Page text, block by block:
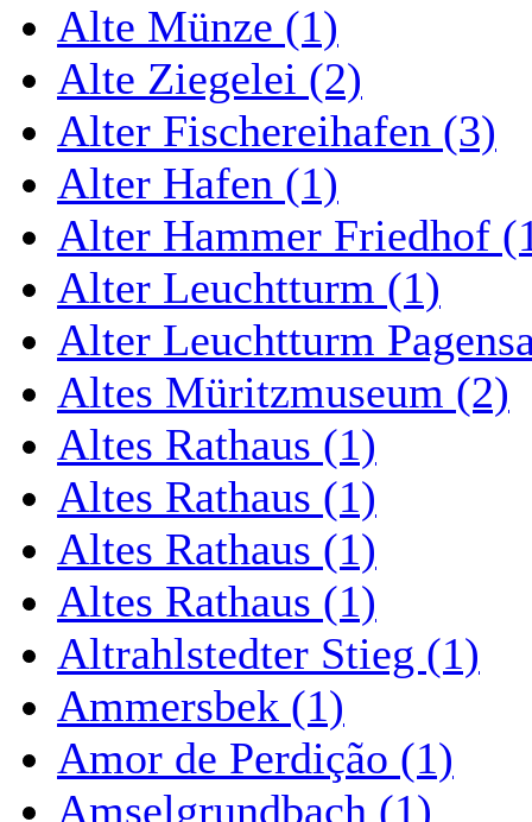
Alte Münze (1)
Alte Ziegelei (2)
Alter Fischereihafen (3)
Alter Hafen (1)
Alter Hammer Friedhof
Alter Leuchtturm (1)
Alter Leuchtturm
Altes Müritzmuseum (2)
Altes Rathaus (1)
Altes Rathaus (1)
Altes Rathaus (1)
Altes Rathaus (1)
Altrahlstedter Stieg (1)
Ammersbek (1)
Amor de Perdição (1)
Amselgrundbach (1)